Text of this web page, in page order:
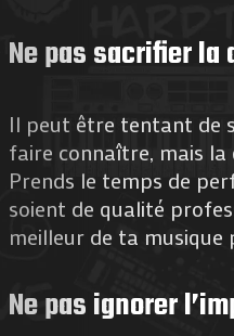
Agenda
Galerie
Ne pas sacrifier
Il peut être tentant de
faire connaître, mais
Prends le temps de
soient de qualité
meilleur de ta
Ne pas ignorer